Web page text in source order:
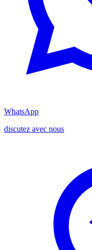
WhatsApp
discutez avec nous